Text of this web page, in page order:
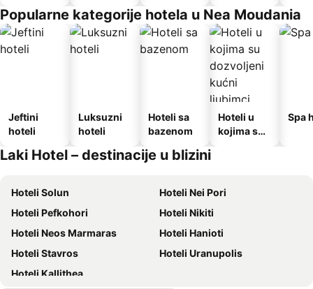
Popularne kategorije hotela u Nea Moudania
Jeftini
hoteli
Luksuzni
hoteli
Hoteli sa
bazenom
Hoteli u
kojima su
Spa
Laki Hotel – destinacije u blizini
Hoteli Solun
Hoteli Nei Pori
Hoteli Pefkohori
Hoteli Nikiti
Hoteli Neos Marmaras
Hoteli Hanioti
Hoteli Stavros
Hoteli Uranupolis
Hoteli Kallithea